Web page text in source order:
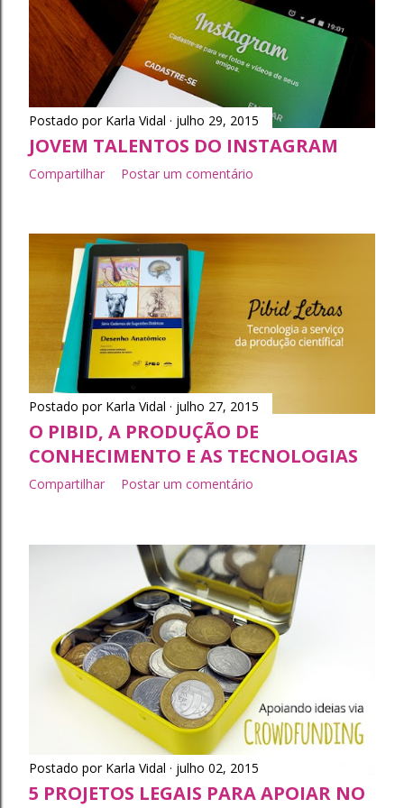
t
a
g
e
n
Postado por Karla Vidal julho 29, 2015
JOVEM TALENTOS DO INSTAGRAM
Compartilhar Postar um comentário
Postado por Karla Vidal julho 27, 2015
O PIBID, A PRODUÇÃO DE
CONHECIMENTO E AS TECNOLOGIAS
Compartilhar Postar um comentário
Postado por Karla Vidal julho 02, 2015
5 PROJETOS LEGAIS PARA APOIAR NO